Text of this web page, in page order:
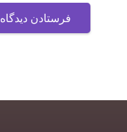
فرستادن دیدگاه